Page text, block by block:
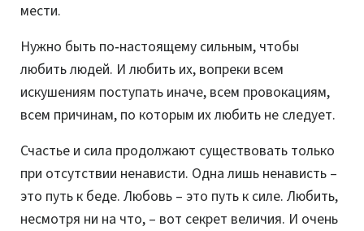
мести.
Нужно быть по‑настоящему сильным, чтобы
любить людей. И любить их, вопреки всем
искушениям поступать иначе, всем провокациям,
всем причинам, по которым их любить не следует.
Счастье и сила продолжают существовать только
при отсутствии ненависти. Одна лишь ненависть –
это путь к беде. Любовь – это путь к силе. Любить,
несмотря ни на что, – вот секрет величия. И очень